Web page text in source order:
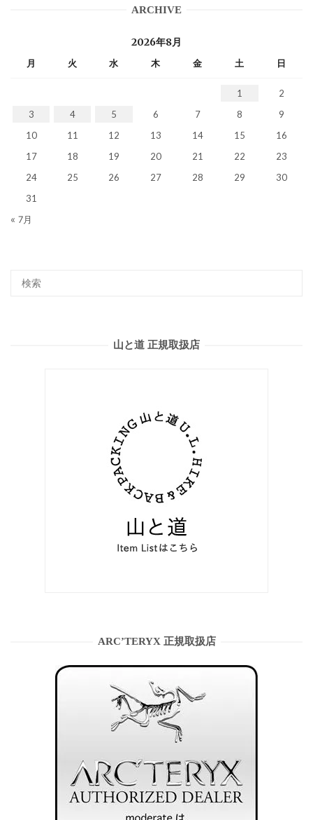
ARCHIVE
2026年8月
月 火 水 木 金 土 日
1
2
3
4 5 6 7 8
9
10
11 12 13 14 15
16
17
18 19 20 21 22
23
24
25 26 27 28 29
30
31
« 7月
山と道 正規取扱店
ARC’TERYX 正規取扱店